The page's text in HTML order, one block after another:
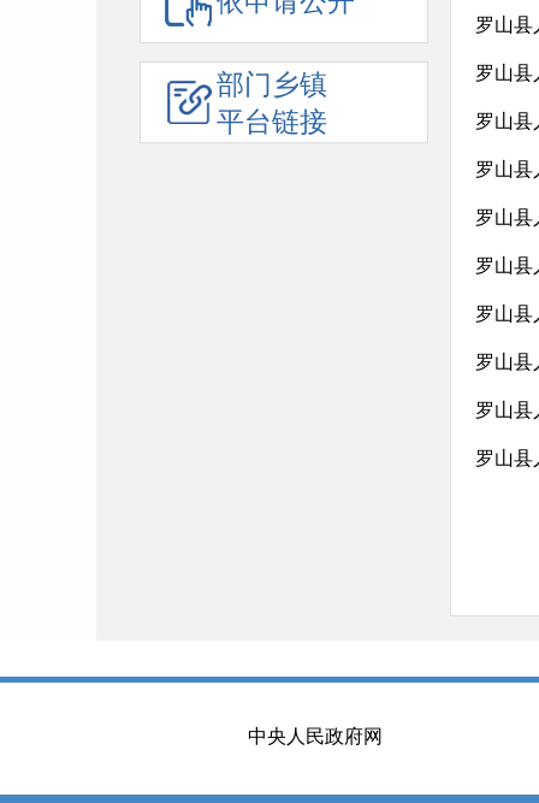
部门乡镇
平台链接
罗山县
罗山县
罗山县
罗山县
罗山县
罗山县
罗山县
中央人民政府网